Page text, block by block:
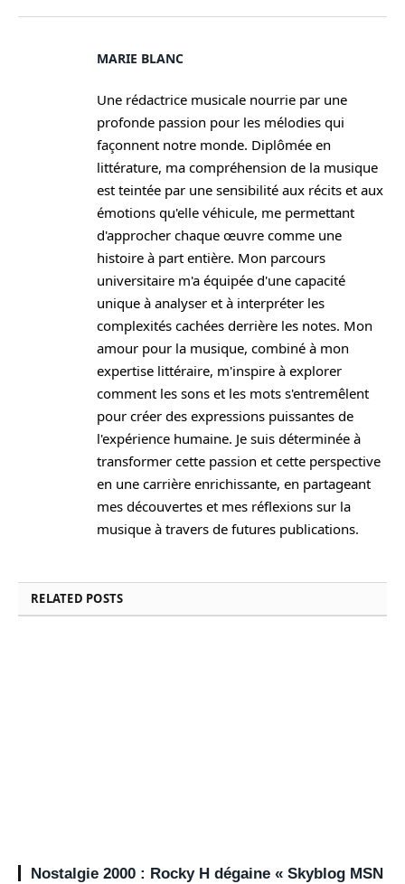
MARIE BLANC
Une rédactrice musicale nourrie par une
profonde passion pour les mélodies qui
façonnent notre monde. Diplômée en
littérature, ma compréhension de la musique
est teintée par une sensibilité aux récits et aux
émotions qu'elle véhicule, me permettant
d'approcher chaque œuvre comme une
histoire à part entière. Mon parcours
universitaire m'a équipée d'une capacité
unique à analyser et à interpréter les
complexités cachées derrière les notes. Mon
amour pour la musique, combiné à mon
expertise littéraire, m'inspire à explorer
comment les sons et les mots s'entremêlent
pour créer des expressions puissantes de
l'expérience humaine. Je suis déterminée à
transformer cette passion et cette perspective
en une carrière enrichissante, en partageant
mes découvertes et mes réflexions sur la
musique à travers de futures publications.
RELATED POSTS
Nostalgie 2000 : Rocky H dégaine « Skyblog MSN